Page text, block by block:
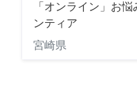
「オンライン」お
ンティア
宮崎県